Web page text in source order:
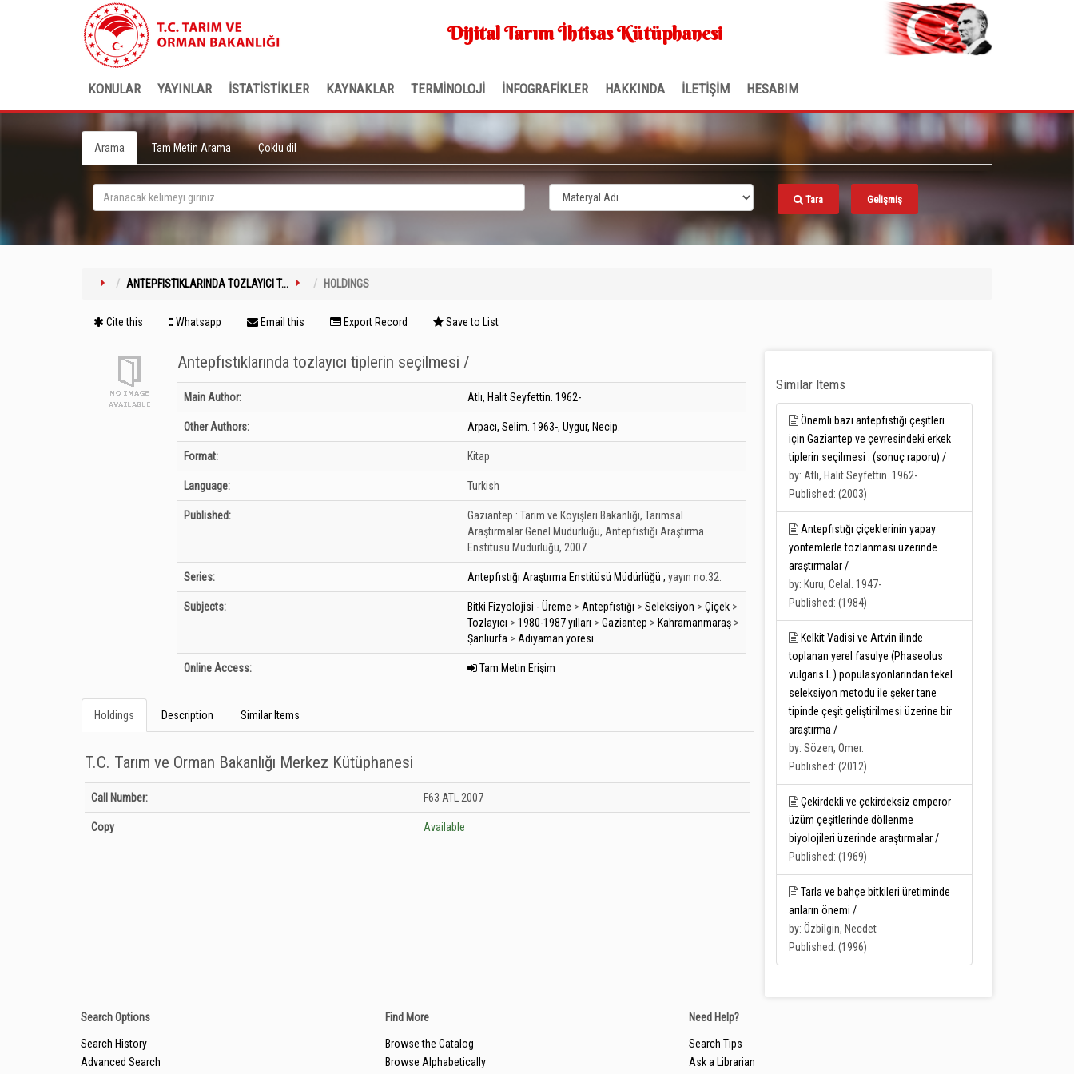
Dijital Tarım İhtisas Kütüphanesi
KONULAR YAYINLAR İSTATİSTİKLER KAYNAKLAR TERMİNOLOJİ İNFOGRAFİKLER HAKKINDA İLETİŞİM HESABIM
Arama Tam Metin Arama Çoklu dil
Tara Gelişmiş
ANTEPFISTIKLARINDA TOZLAYICI T... HOLDINGS
Cite this Whatsapp Email this Export Record Save to List
Antepfıstıklarında tozlayıcı tiplerin seçilmesi /
Bibliographic Details
Main Author: Atlı, Halit Seyfettin. 1962-
Other Authors: Arpacı, Selim. 1963-, Uygur, Necip.
Format: Kitap
Language: Turkish
Published: Gaziantep : Tarım ve Köyişleri Bakanlığı, Tarımsal
Araştırmalar Genel Müdürlüğü, Antepfıstığı Araştırma
Enstitüsü Müdürlüğü, 2007.
Series: Antepfıstığı Araştırma Enstitüsü Müdürlüğü ; yayın no:32.
Subjects: Bitki Fizyolojisi - Üreme > Antepfıstığı > Seleksiyon > Çiçek >
Tozlayıcı > 1980-1987 yılları > Gaziantep > Kahramanmaraş >
Şanlıurfa > Adıyaman yöresi
Online Access: Tam Metin Erişim
Holdings Description Similar Items
T.C. Tarım ve Orman Bakanlığı Merkez Kütüphanesi
Holdings details from T.C. Tarım ve Orman Bakanlığı Merkez Kütüphanesi: Unknown
Call Number: F63 ATL 2007
Copy Available
Similar Items
Önemli bazı antepfıstığı çeşitleri
için Gaziantep ve çevresindeki erkek
tiplerin seçilmesi : (sonuç raporu) /
by: Atlı, Halit Seyfettin. 1962-
Published: (2003)
Antepfıstığı çiçeklerinin yapay
yöntemlerle tozlanması üzerinde
araştırmalar /
by: Kuru, Celal. 1947-
Published: (1984)
Kelkit Vadisi ve Artvin ilinde
toplanan yerel fasulye (Phaseolus
vulgaris L.) populasyonlarından tekel
seleksiyon metodu ile şeker tane
tipinde çeşit geliştirilmesi üzerine bir
araştırma /
by: Sözen, Ömer.
Published: (2012)
Çekirdekli ve çekirdeksiz emperor
üzüm çeşitlerinde döllenme
biyolojileri üzerinde araştırmalar /
Published: (1969)
Tarla ve bahçe bitkileri üretiminde
arıların önemi /
by: Özbilgin, Necdet
Published: (1996)
Search Options
Search History
Advanced Search
Find More
Browse the Catalog
Browse Alphabetically
Need Help?
Search Tips
Ask a Librarian